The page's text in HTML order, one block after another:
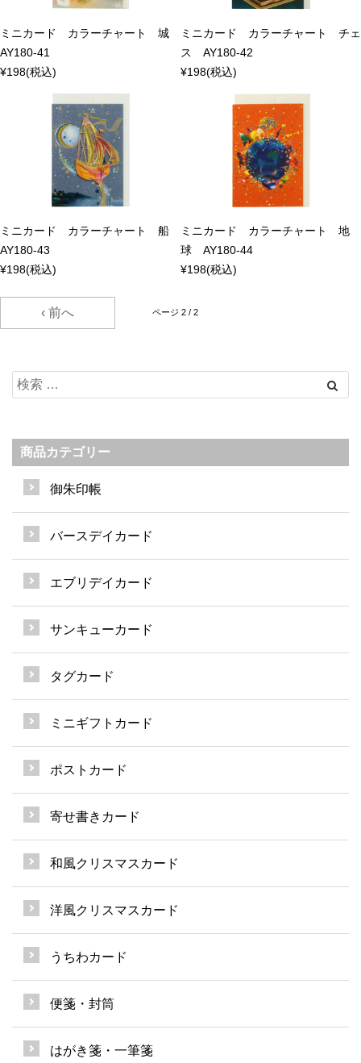
ミニカード カラーチャート 城
AY180-41
¥198(税込)
ミニカード カラーチャート チェ
ス AY180-42
¥198(税込)
ミニカード カラーチャート 船
AY180-43
¥198(税込)
ミニカード カラーチャート 地
球 AY180-44
¥198(税込)
‹ 前へ ページ 2 / 2
商品カテゴリー
御朱印帳
バースデイカード
エブリデイカード
サンキューカード
タグカード
ミニギフトカード
ポストカード
寄せ書きカード
和風クリスマスカード
洋風クリスマスカード
うちわカード
便箋・封筒
はがき箋・一筆箋